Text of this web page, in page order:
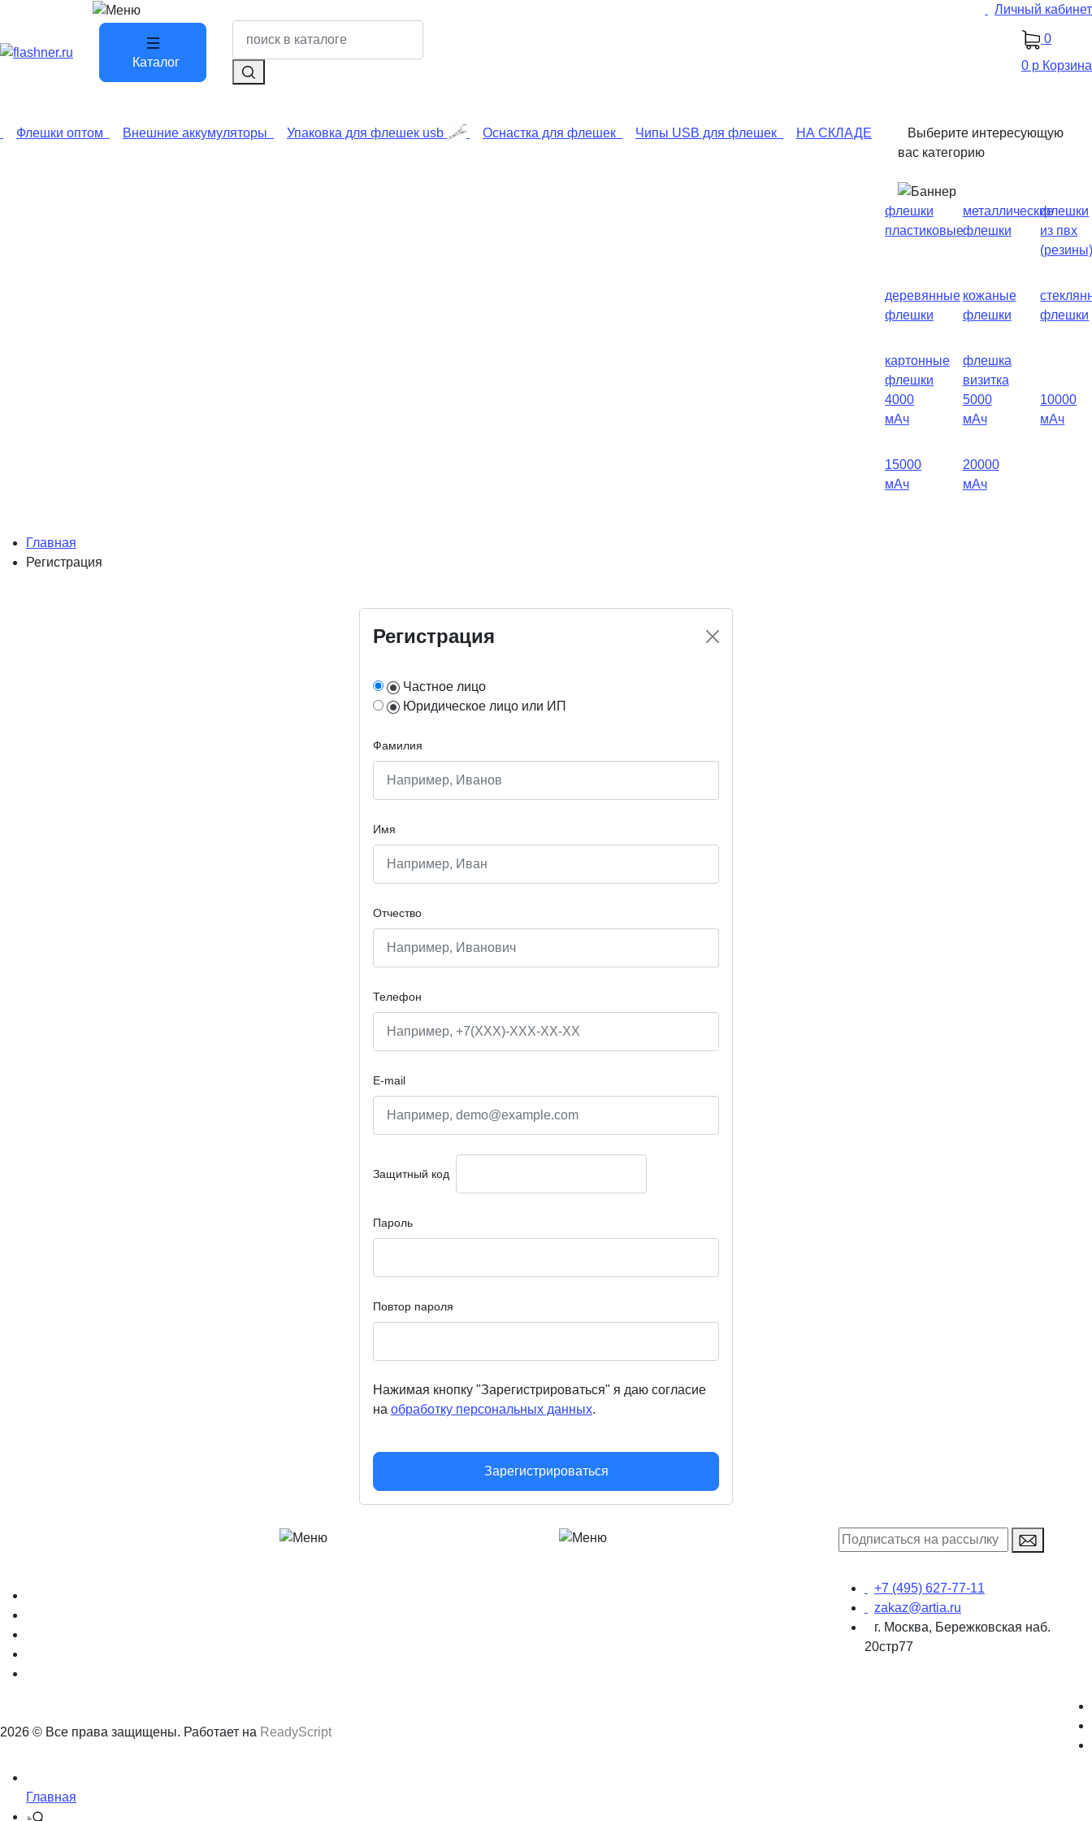
Личный кабинет
Каталог
0
0 р Корзина
Флешки оптом Внешние аккумуляторы Упаковка для флешек usb Оснастка для флешек Чипы USB для флешек НА СКЛАДЕ
Выберите интересующую
вас категорию
флешки
пластиковые
металлические
флешки
флешки
из пвх
деревянные
флешки
кожаные
флешки
флешки
картонные
флешки
флешка
визитка
4000
мАч
5000
мАч
10000
мАч
15000
мАч
20000
мАч
Главная
Регистрация
Регистрация
Частное лицо
Юридическое лицо или ИП
Фамилия
Имя
Отчество
Телефон
E-mail
Защитный код
Пароль
Повтор пароля
Нажимая кнопку "Зарегистрироваться" я даю согласие
на обработку персональных данных.
Зарегистрироваться
+7 (495) 627-77-11
zakaz@artia.ru
г. Москва, Бережковская наб.
20стр77
2026 © Все права защищены. Работает на ReadyScript
Главная